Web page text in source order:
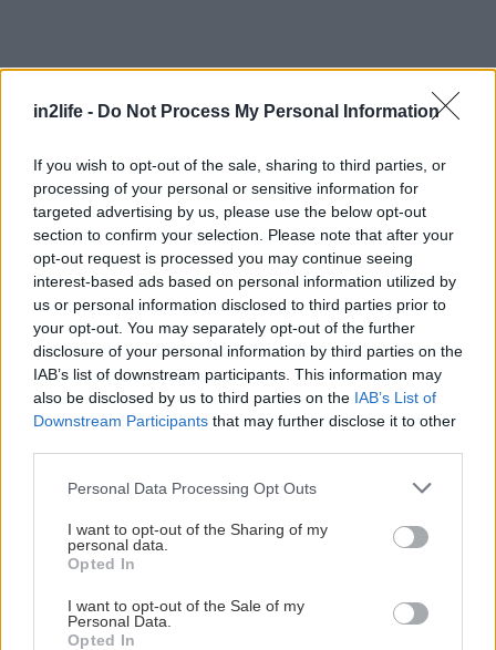
in2life - Do Not Process My Personal Information
If you wish to opt-out of the sale, sharing to third parties, or
processing of your personal or sensitive information for
targeted advertising by us, please use the below opt-out
section to confirm your selection. Please note that after your
opt-out request is processed you may continue seeing
interest-based ads based on personal information utilized by
us or personal information disclosed to third parties prior to
your opt-out. You may separately opt-out of the further
disclosure of your personal information by third parties on the
IAB’s list of downstream participants. This information may
also be disclosed by us to third parties on the IAB’s List of
Downstream Participants that may further disclose it to other
Please note that this website/app uses one or more Google
not limited to your visit or usage behaviour. You may click to
grant or deny consent to Google and its third-party tags to
use your data for below specified purposes in below Google
consent section.
Personal Data Processing Opt Outs
I want to opt-out of the Sharing of my
personal data.
Opted In
I want to opt-out of the Sale of my
Personal Data.
Opted In